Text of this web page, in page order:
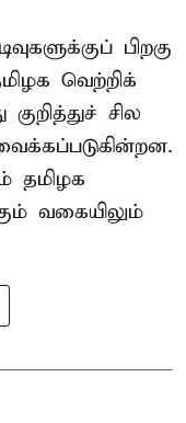
பிறகு
வெற்றிக்
சில
தமிழக
வகையிலும்